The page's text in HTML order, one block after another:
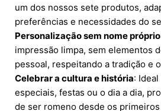
um dos nossos sete produtos,
preferências e necessidades do
Personalização sem nome próprio
impressão limpa, sem elementos
pessoal, respeitando a tradição e
Celebrar a cultura e história:
especiais, festas ou o dia a dia,
de ser romeno desde os primeiros